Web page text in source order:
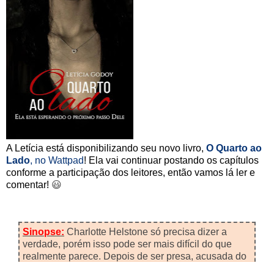
A Letícia está disponibilizando seu novo livro, O Quarto ao
Lado, no Wattpad! Ela vai continuar postando os capítulos
conforme a participação dos leitores, então vamos lá ler e
comentar! 😃
Sinopse: Charlotte Helstone só precisa dizer a
verdade, porém isso pode ser mais difícil do que
realmente parece. Depois de ser presa, acusada do